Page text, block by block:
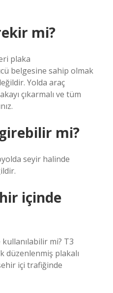
mi?
plaka
belgesine sahip olmak
Yolda araç
çıkarmalı ve tüm
mi?
seyir halinde
içinde
mi? T3
düzenlenmiş plakalı
içi trafiğinde